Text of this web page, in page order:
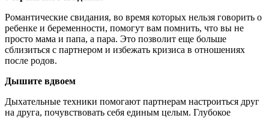
Романтические свидания, во время которых нельзя говорить о
ребенке и беременности, помогут вам помнить, что вы не
просто мама и папа, а пара. Это позволит еще больше
сблизиться с партнером и избежать кризиса в отношениях
после родов.
Дышите вдвоем
Дыхательные техники помогают партнерам настроиться друг
на друга, почувствовать себя единым целым. Глубокое